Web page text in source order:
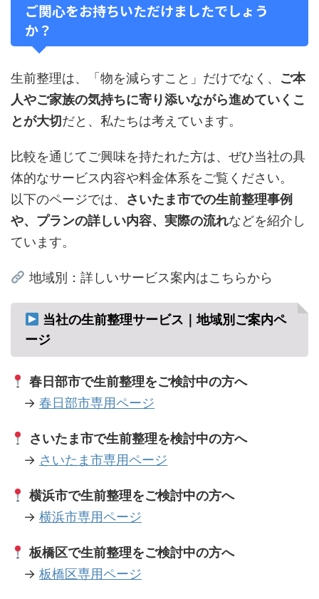
ご関心をお持ちいただけましたでしょう
か？
生前整理は、「物を減らすこと」だけでなく、 ご本
人やご家族の気持ちに寄り添いながら進めていくこ
とが大切だと、私たちは考えています。
比較を通じてご興味を持たれた方は、ぜひ当社の具
体的なサービス内容や料金体系をご覧ください。
以下のページでは、 さいたま市での生前整理事例
や、プランの詳しい内容、実際の流れなどを紹介し
ています。
地域別：詳しいサービス案内はこちらから
当社の生前整理サービス｜地域別ご案内ペ
ージ
春日部市で生前整理をご検討中の方へ
→ 春日部市専用ページ
さいたま市で生前整理を検討中の方へ
→ さいたま市専用ページ
横浜市で生前整理をご検討中の方へ
→ 横浜市専用ページ
板橋区で生前整理をご検討中の方へ
→ 板橋区専用ページ